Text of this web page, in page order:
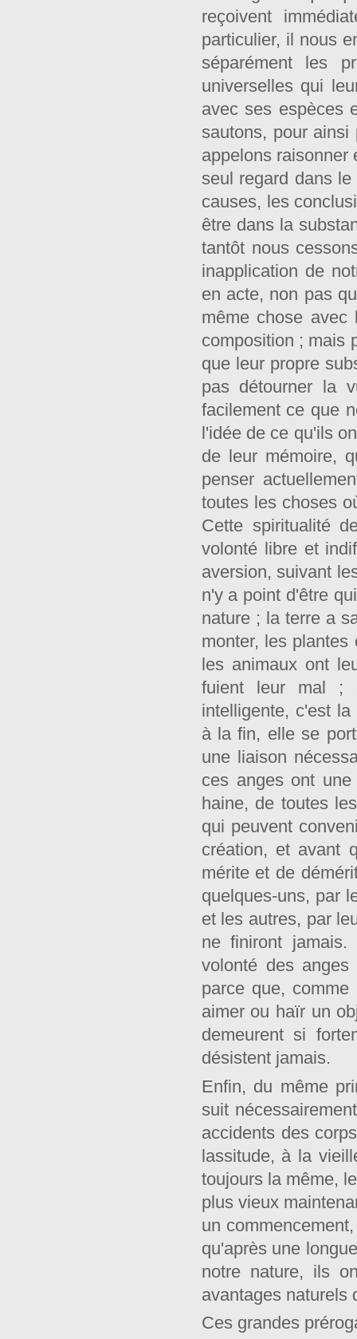
reçoivent
particulier, il nous
séparément les
universelles qui
avec ses espèces
sautons, pour
appelons raisonner
seul regard dans
causes, les
être dans la
tantôt nous
inapplication de
en acte, non pas
même chose
composition ; mais
que leur propre
pas détourner la
facilement ce que
l'idée de ce qu'ils
de leur mémoire,
penser
toutes les choses
Cette spiritualité
volonté libre et
aversion, suivant
n'y a point d'être
nature ; la terre a
monter, les
les animaux ont
fuient leur mal ;
intelligente, c'est
à la fin, elle se
une liaison
ces anges ont
haine, de toutes
qui peuvent
création, et avant
mérite et de
quelques-uns, par
et les autres, par
ne finiront
volonté des
parce que,
aimer ou haïr un
demeurent si
désistent jamais.
Enfin, du même
suit
accidents des
lassitude, à la
toujours la même,
plus vieux
un
qu'après une
notre nature, ils
avantages naturels
Ces grandes